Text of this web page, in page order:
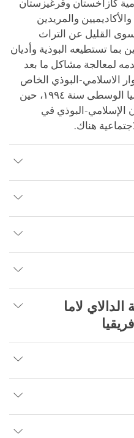
كازاخستان وقرغيزستان
والمريدين
سوى القليل عن التراث
بما تستطيعه البوذية وأديان
لمعالجة مشاكل ما بعد
الاسلامي-البوذي الخاص
إلا بعد جولة شاملة في أرجاء آسيا الوسطى سنة ١٩٩٤، حين
الإسلامي-البوذي في
هناك.
لاما